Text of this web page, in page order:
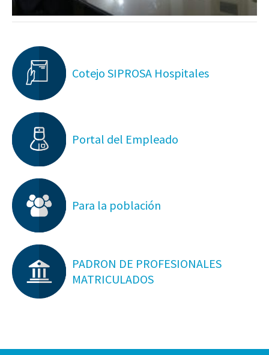
Cotejo SIPROSA Hospitales
Portal del Empleado
Para la población
PADRON DE PROFESIONALES
MATRICULADOS